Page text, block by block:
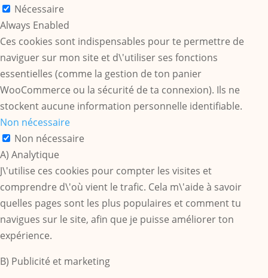
Nécessaire
Always Enabled
Ces cookies sont indispensables pour te permettre de
naviguer sur mon site et d\'utiliser ses fonctions
essentielles (comme la gestion de ton panier
WooCommerce ou la sécurité de ta connexion). Ils ne
stockent aucune information personnelle identifiable.
Non nécessaire
Non nécessaire
A) Analytique
J\'utilise ces cookies pour compter les visites et
comprendre d\'où vient le trafic. Cela m\'aide à savoir
quelles pages sont les plus populaires et comment tu
navigues sur le site, afin que je puisse améliorer ton
expérience.
B) Publicité et marketing